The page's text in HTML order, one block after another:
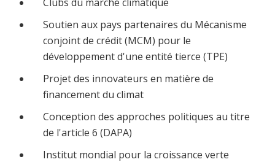
Soutien aux pays partenaires du Mécanisme
conjoint de crédit (MCM) pour le
développement d'une entité tierce (TPE)
Projet des innovateurs en matière de
financement du climat
Conception des approches politiques au titre
de l'article 6 (DAPA)
Institut mondial pour la croissance verte